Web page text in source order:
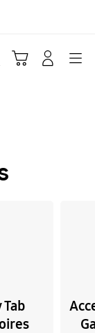
Tab